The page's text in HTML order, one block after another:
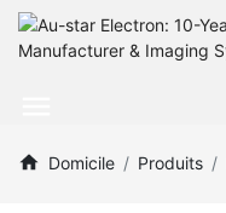
Domicile Produits